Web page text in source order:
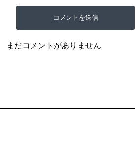
まだコメントがありません